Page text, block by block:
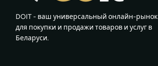
DOIT - ваш универсальный онлайн-рынок
для покупки и продажи товаров и услуг в
Беларуси.